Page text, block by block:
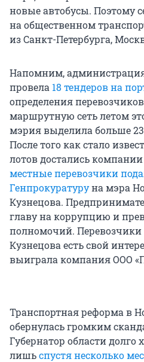
новые автобусы. Поэтому
на общественном
из Санкт-Петербурга,
Напомним,
провела 18 тендеров на
определения
маршрутную сеть летом
мэрия выделила больше
После того как стало
лотов достались
местные перевозчики
Генпрокуратуруна мэра
Кузнецова.
главу на коррупцию и
полномочий. Перевозчики
Кузнецова есть свой
выиграла компания ООО
Транспортная реформа в
обернулась громким
Губернатор области
лишьспустя несколько